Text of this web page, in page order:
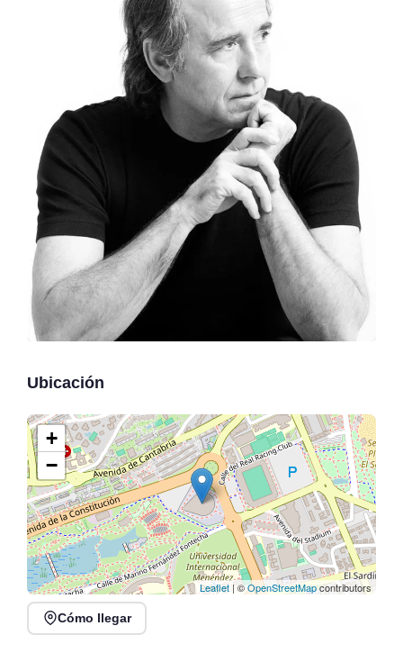
Ubicación
+
−
Leaflet| ©OpenStreetMapcontributors
Cómo llegar
Conciertos de la Atalaya